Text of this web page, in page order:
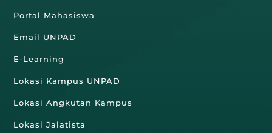
Portal Mahasiswa
Email UNPAD
E-Learning
Lokasi Kampus UNPAD
Lokasi Angkutan Kampus
Lokasi Jalatista